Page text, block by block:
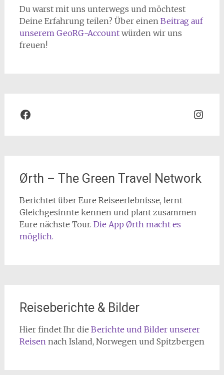
Du warst mit uns unterwegs und möchtest
Deine Erfahrung teilen? Über einen Beitrag auf
unserem GeoRG-Accountwürden wir uns
freuen!
Facebook
Ørth – The Green Travel Network
Berichtet über Eure Reiseerlebnisse, lernt
Gleichgesinnte kennen und plant zusammen
Eure nächste Tour. Die App Ørth macht es
möglich.
Reiseberichte & Bilder
Hier findet Ihr die Berichte und Bilder unserer
Reisennach Island, Norwegen und Spitzbergen